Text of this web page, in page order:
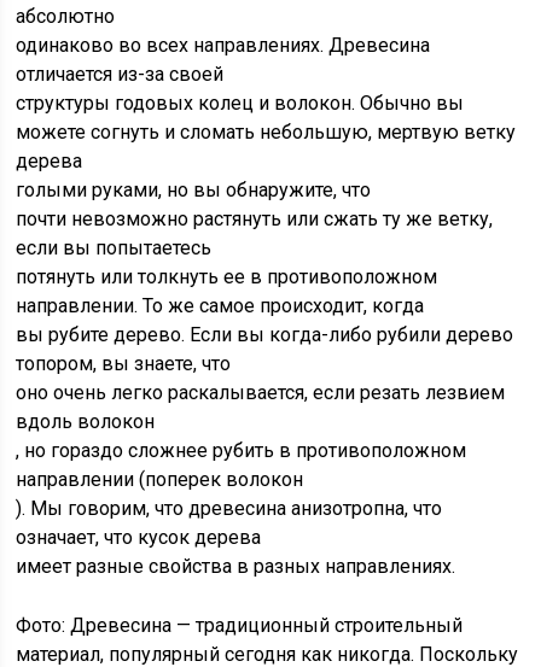
абсолютно
одинаково во всех направлениях. Древесина
отличается из-за своей
структуры годовых колец и волокон. Обычно вы
можете согнуть и сломать небольшую, мертвую ветку
дерева
голыми руками, но вы обнаружите, что
почти невозможно растянуть или сжать ту же ветку,
если вы попытаетесь
потянуть или толкнуть ее в противоположном
направлении. То же самое происходит, когда
вы рубите дерево. Если вы когда-либо рубили дерево
топором, вы знаете, что
оно очень легко раскалывается, если резать лезвием
вдоль волокон
, но гораздо сложнее рубить в противоположном
направлении (поперек волокон
). Мы говорим, что древесина анизотропна, что
означает, что кусок дерева
имеет разные свойства в разных направлениях.
Фото: Древесина — традиционный строительный
материал, популярный сегодня как никогда. Поскольку